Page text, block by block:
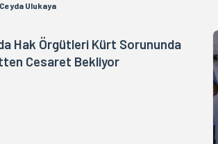
Ceyda Ulukaya
Hak Örgütleri Kürt Sorununda
Cesaret Bekliyor